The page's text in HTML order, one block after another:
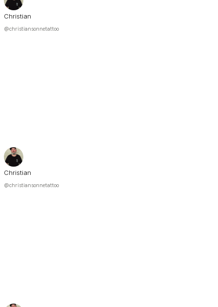
Christian
@christiansonnetattoo
Christian
@christiansonnetattoo